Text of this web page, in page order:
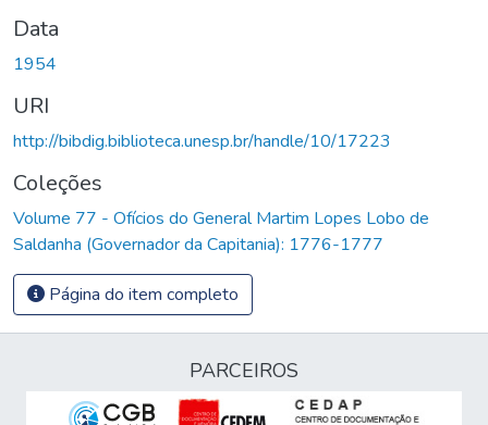
Data
1954
URI
http://bibdig.biblioteca.unesp.br/handle/10/17223
Coleções
Volume 77 - Ofícios do General Martim Lopes Lobo de
Saldanha (Governador da Capitania): 1776-1777
Página do item completo
PARCEIROS